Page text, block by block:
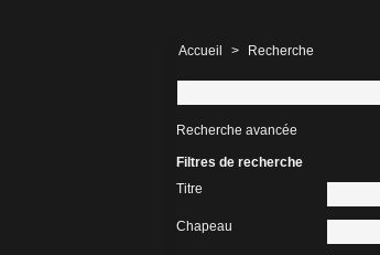
Accueil > Recherche
Recherche avancée
Filtres de recherche
Titre
Chapeau